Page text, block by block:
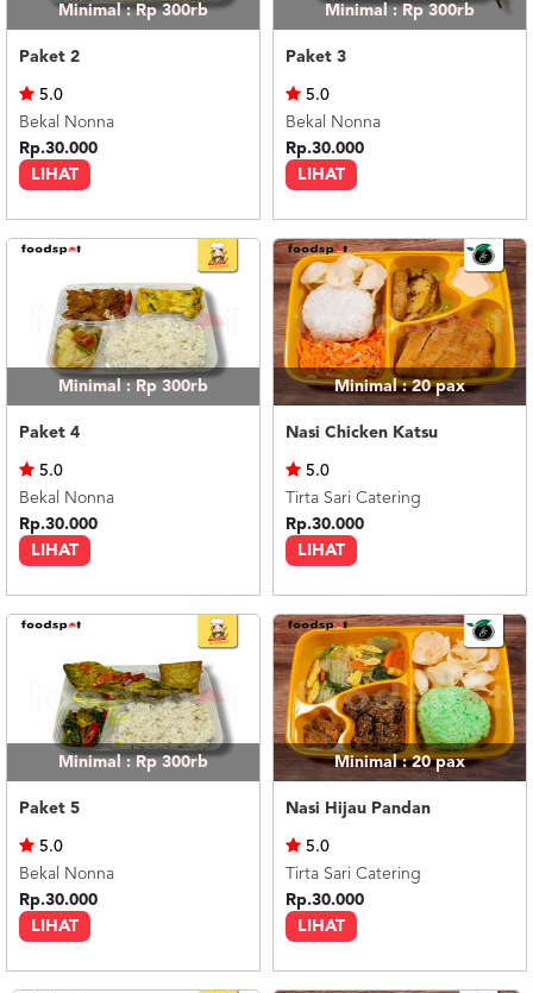
Minimal : Rp 300rb
Paket 2
LIHAT
5.0
Bekal Nonna
Rp.30.000
Minimal : Rp 300rb
Paket 3
LIHAT
5.0
Bekal Nonna
Rp.30.000
Minimal : Rp 300rb
Paket 4
LIHAT
5.0
Bekal Nonna
Rp.30.000
Minimal : 20pax
Nasi Chicken Katsu
LIHAT
5.0
Tirta Sari Catering
Rp.30.000
Minimal : Rp 300rb
Paket 5
LIHAT
5.0
Bekal Nonna
Rp.30.000
Minimal : 20pax
Nasi Hijau Pandan
LIHAT
5.0
Tirta Sari Catering
Rp.30.000